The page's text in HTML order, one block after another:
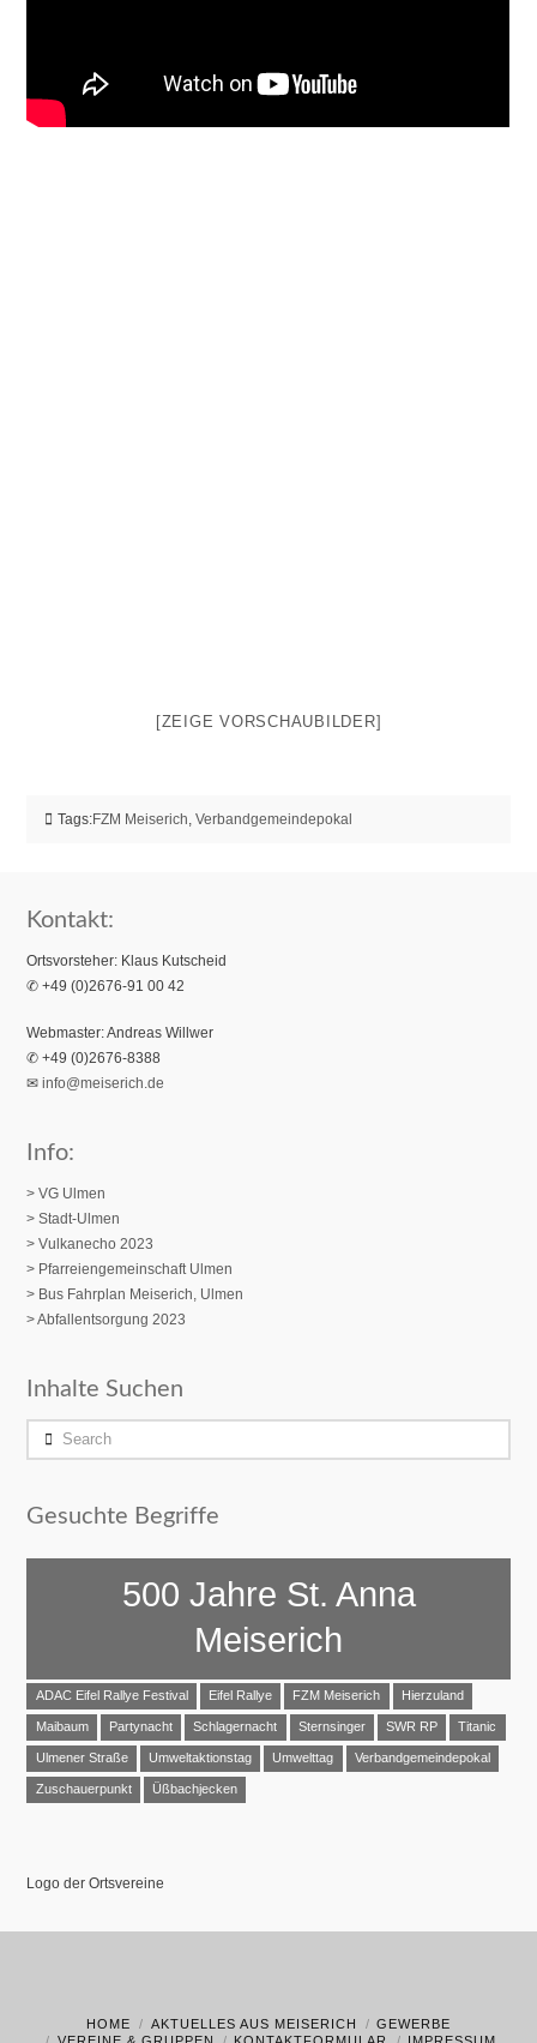
[ZEIGE VORSCHAUBILDER]
Tags:FZM Meiserich, Verbandgemeindepokal
Kontakt:
Ortsvorsteher: Klaus Kutscheid
✆ +49 (0)2676-91 00 42
Webmaster: Andreas Willwer
✆ +49 (0)2676-8388
✉info@meiserich.de
Info:
> VG Ulmen
> Stadt-Ulmen
> Vulkanecho 2023
> Pfarreiengemeinschaft Ulmen
> Bus Fahrplan Meiserich, Ulmen
> Abfallentsorgung 2023
Inhalte Suchen
Search
Gesuchte Begriffe
500 Jahre St. Anna
Meiserich
ADAC Eifel Rallye Festival Eifel Rallye FZM Meiserich Hierzuland
Maibaum Partynacht Schlagernacht Sternsinger SWR RP Titanic
Ulmener Straße Umweltaktionstag Umwelttag Verbandgemeindepokal
Zuschauerpunkt Üßbachjecken
Logo der Ortsvereine
HOME AKTUELLES AUS MEISERICH
GEWERBE